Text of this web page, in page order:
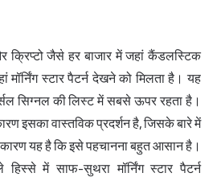
क्रिप्टो जैसे हर बाजार में जहां कैंडलस्टिक
मॉर्निंग स्टार पैटर्न देखने को मिलता है। यह
सिग्नल की लिस्ट में सबसे ऊपर रहता है।
इसका वास्तविक प्रदर्शन है, जिसके बारे में
यह है कि इसे पहचानना बहुत आसान है।
में साफ-सुथरा मॉर्निंग स्टार पैटर्न